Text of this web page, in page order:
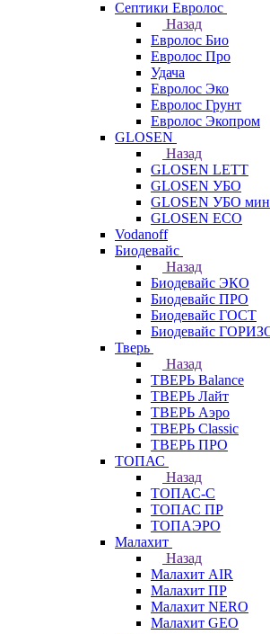
Септики Евролос
Назад
Евролос Био
Евролос Про
Удача
Евролос Эко
Евролос Грунт
Евролос Экопром
GLOSEN
Назад
GLOSEN LETT
GLOSEN УБО
GLOSEN УБО
GLOSEN ECO
Vodanoff
Биодевайс
Назад
Биодевайс ЭКО
Биодевайс ПРО
Биодевайс ГОСТ
Биодевайс
Тверь
Назад
ТВЕРЬ Balance
ТВЕРЬ Лайт
ТВЕРЬ Аэро
ТВЕРЬ Classic
ТВЕРЬ ПРО
ТОПАС
Назад
ТОПАС-С
ТОПАС ПР
ТОПАЭРО
Малахит
Назад
Малахит AIR
Малахит ПР
Малахит NERO
Малахит GEO